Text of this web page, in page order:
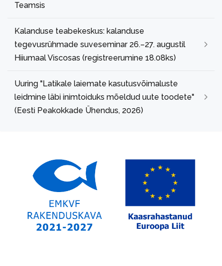
Teamsis
Kalanduse teabekeskus: kalanduse
tegevusrühmade suveseminar 26.–27. augustil
Hiiumaal Viscosas (registreerumine 18.08ks)
Uuring "Latikale laiemate kasutusvõimaluste
leidmine läbi inimtoiduks mõeldud uute toodete"
(Eesti Peakokkade Ühendus, 2026)